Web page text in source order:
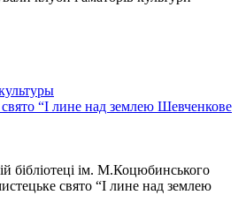
“І лине над землею Шевченкове
бібліотеці ім. М.Коцюбинського
свято “І лине над землею